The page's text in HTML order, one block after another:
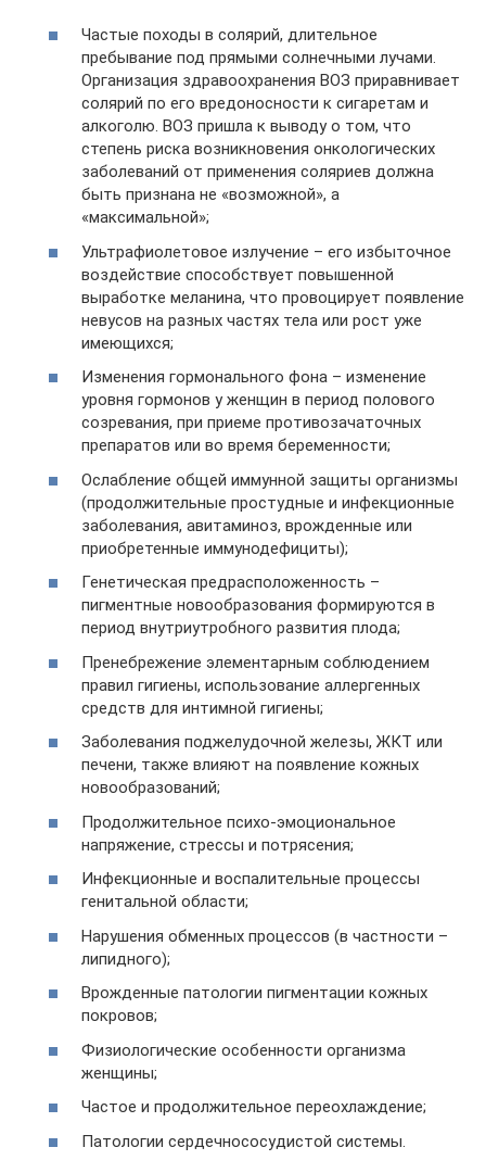
Частые походы в солярий, длительное
пребывание под прямыми солнечными лучами.
Организация здравоохранения ВОЗ приравнивает
солярий по его вредоносности к сигаретам и
алкоголю. ВОЗ пришла к выводу о том, что
степень риска возникновения онкологических
заболеваний от применения соляриев должна
быть признана не «возможной», а
«максимальной»;
Ультрафиолетовое излучение – его избыточное
воздействие способствует повышенной
выработке меланина, что провоцирует появление
невусов на разных частях тела или рост уже
имеющихся;
Изменения гормонального фона – изменение
уровня гормонов у женщин в период полового
созревания, при приеме противозачаточных
препаратов или во время беременности;
Ослабление общей иммунной защиты организмы
(продолжительные простудные и инфекционные
заболевания, авитаминоз, врожденные или
приобретенные иммунодефициты);
Генетическая предрасположенность –
пигментные новообразования формируются в
период внутриутробного развития плода;
Пренебрежение элементарным соблюдением
правил гигиены, использование аллергенных
средств для интимной гигиены;
Заболевания поджелудочной железы, ЖКТ или
печени, также влияют на появление кожных
новообразований;
Продолжительное психо-эмоциональное
напряжение, стрессы и потрясения;
Инфекционные и воспалительные процессы
генитальной области;
Нарушения обменных процессов (в частности –
липидного);
Врожденные патологии пигментации кожных
покровов;
Физиологические особенности организма
женщины;
Частое и продолжительное переохлаждение;
Патологии сердечнососудистой системы.